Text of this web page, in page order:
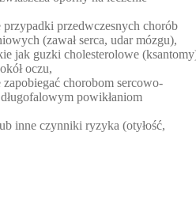
przedwczesnych chorób
(zawał serca, udar mózgu),
jak guzki cholesterolowe
oczu,
chorobom sercowo-
powikłaniom
inne czynniki ryzyka (otyłość,